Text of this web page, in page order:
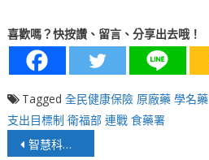
喜歡嗎？快按讚、留言、分享出去哦！
Tagged 全民健康保險 原廠藥 學名藥
支出目標制 衛福部 連戰 食藥署
文智慧科技在交通、生活娛樂的運用